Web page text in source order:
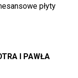
płyty
I PAWŁA